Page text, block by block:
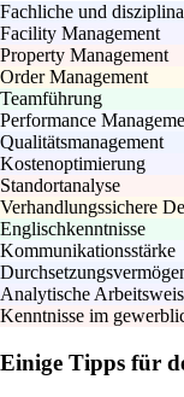
Fachliche und
Facility Management
Property Management
Order Management
Teamführung
Performance
Qualitätsmanagement
Kostenoptimierung
Standortanalyse
Verhandlungssichere
Englischkenntnisse
Kommunikationsstärke
Analytische
Kenntnisse im
Einige Tipps für